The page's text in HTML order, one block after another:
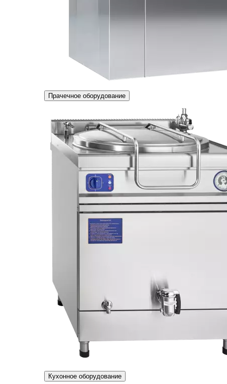
Прачечное оборудование
Кухонное оборудование